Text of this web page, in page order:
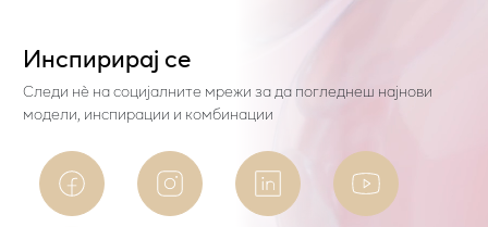
Инспирирај се
Следи нѐ на социјалните мрежи за да погледнеш најнови
модели, инспирации и комбинации